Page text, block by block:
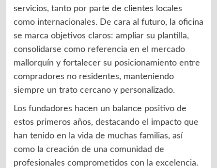
servicios, tanto por parte de clientes locales
como internacionales. De cara al futuro, la oficina
se marca objetivos claros: ampliar su plantilla,
consolidarse como referencia en el mercado
mallorquín y fortalecer su posicionamiento entre
compradores no residentes, manteniendo
siempre un trato cercano y personalizado.
Los fundadores hacen un balance positivo de
estos primeros años, destacando el impacto que
han tenido en la vida de muchas familias, así
como la creación de una comunidad de
profesionales comprometidos con la excelencia.